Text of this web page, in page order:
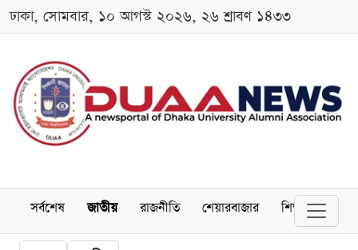
ঢাকা, সোমবার, ১০ আগস্ট ২০২৬, ২৬ শ্রাবণ ১৪৩৩
সর্বশেষ জাতীয় রাজনীতি শেয়ারবাজার শিক্ষা